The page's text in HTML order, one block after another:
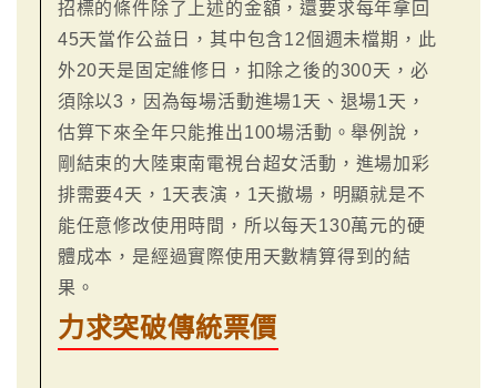
招標的條件除了上述的金額，還要求每年拿回
45天當作公益日，其中包含12個週未檔期，此
外20天是固定維修日，扣除之後的300天，必
須除以3，因為每場活動進場1天、退場1天，
估算下來全年只能推出100場活動。舉例說，
剛結束的大陸東南電視台超女活動，進場加彩
排需要4天，1天表演，1天撤場，明顯就是不
能任意修改使用時間，所以每天130萬元的硬
體成本，是經過實際使用天數精算得到的結
果。
力求突破傳統票價